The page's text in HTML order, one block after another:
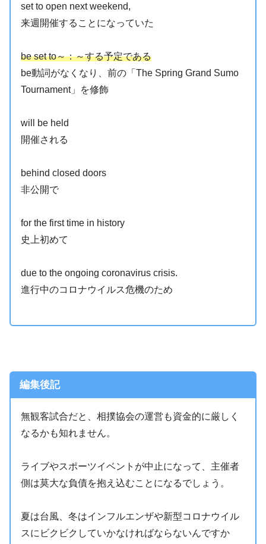
set to open next weekend,
来週開催することになっていた
be set to～：～する予定である
be動詞がなくなり、前の「The Spring Grand Sumo
Tournament」を修飾
will be held
開催される
behind closed doors
非公開で
for the first time in history
史上初めて
due to the ongoing coronavirus crisis.
進行中のコロナウイルス危機のため
編集後記
無観客試合だと、相撲協会の運営も資金的に厳しく
なるかも知れません。
ライブやスポーツイベントが中止になって、主催者
側は莫大な負債を抱え込むことになるでしょう。
夏は台風、冬はインフルエンザや新型コロナウイル
スにビクビクしていかなければならないんですか